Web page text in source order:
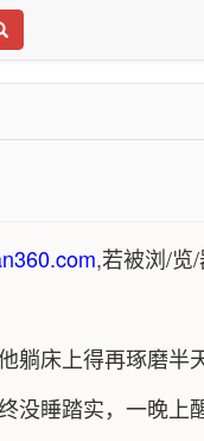
,若被浏/览
躺床上得再琢磨半
没睡踏实，一晚上